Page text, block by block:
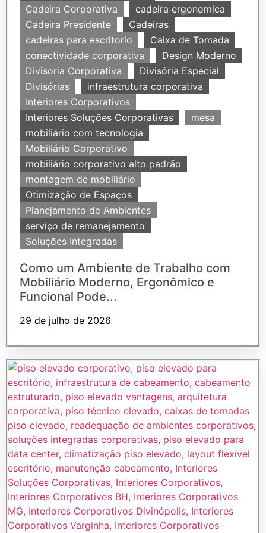
Cadeira Corporativa
cadeira ergonomica
Cadeira Presidente
Cadeiras
cadeiras para escritorio
Caixa de Tomada
conectividade corporativa
Design Moderno
Divisoria Corporativa
Divisória Especial
Divisórias
infraestrutura corporativa
Interiores Corporativos
Interiores Soluções Corporativas
mesa
mobiliário com tecnologia
Mobiliário Corporativo
mobiliário corporativo alto padrão
montagem de mobiliário
Otimização de Espaços
Planejamento de Ambientes
serviço de remanejamento
Soluções Integradas
Como um Ambiente de Trabalho com
Mobiliário Moderno, Ergonômico e
Funcional Pode...
29 de julho de 2026